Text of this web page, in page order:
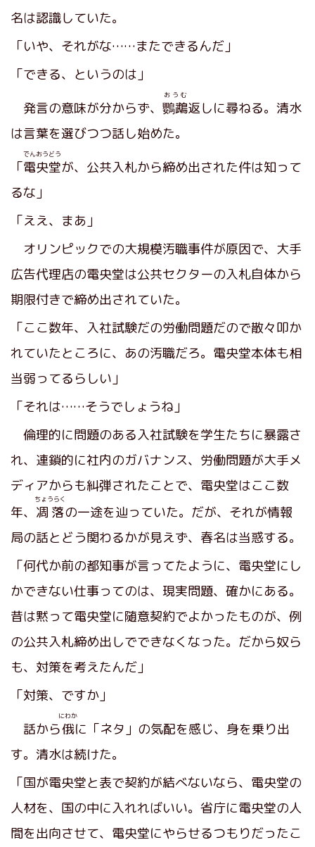
名は認識していた。
「いや、それがな……またできるんだ」
「できる、というのは」
発言の意味が分からず、 鸚鵡
おうむ
返しに尋ねる。清水
は言葉を選びつつ話し始めた。
「電央堂
でんおうどう
が、公共入札から締め出された件は知って
るな」
「ええ、まあ」
オリンピックでの大規模汚職事件が原因で、大手
広告代理店の電央堂は公共セクターの入札自体から
期限付きで締め出されていた。
「ここ数年、入社試験だの労働問題だので散々叩か
れていたところに、あの汚職だろ。電央堂本体も相
当弱ってるらしい」
「それは……そうでしょうね」
倫理的に問題のある入社試験を学生たちに暴露さ
れ、連鎖的に社内のガバナンス、労働問題が大手メ
ディアからも糾弾されたことで、電央堂はここ数
年、 凋落
ちょうらく
の一途を辿っていた。だが、それが情報
局の話とどう関わるかが見えず、春名は当惑する。
「何代か前の都知事が言ってたように、電央堂にし
かできない仕事ってのは、現実問題、確かにある。
昔は黙って電央堂に随意契約でよかったものが、例
の公共入札締め出しでできなくなった。だから奴ら
も、対策を考えたんだ」
「対策、ですか」
話から俄
にわか
に「ネタ」の気配を感じ、身を乗り出
す。清水は続けた。
「国が電央堂と表で契約が結べないなら、電央堂の
人材を、国の中に入れればいい。省庁に電央堂の人
間を出向させて、電央堂にやらせるつもりだったこ